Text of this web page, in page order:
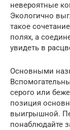
невероятные
Экологично
такое
полях, а
увидеть в
Основными
серого или
позиция
выигрышной.
понаблюдайте